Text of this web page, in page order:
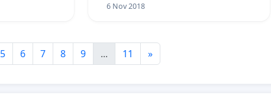
6 Nov 2018
5 6 7 8 9 ... 11 »